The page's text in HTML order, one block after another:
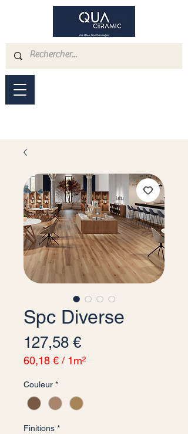
Spc Diverse
127,58 €Precio
60,18 € / 1m²
por
1
Metro
cuadrado
Couleur *
Finitions *